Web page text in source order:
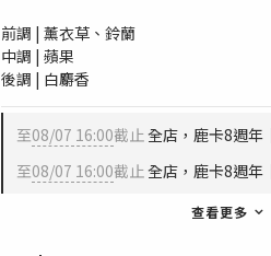
前調 | 薰衣草、鈴蘭
中調 | 蘋果
後調 | 白麝香
至08/07 16:00截止全店，鹿卡8週年
至08/07 16:00截止全店，鹿卡8週年
查看更多